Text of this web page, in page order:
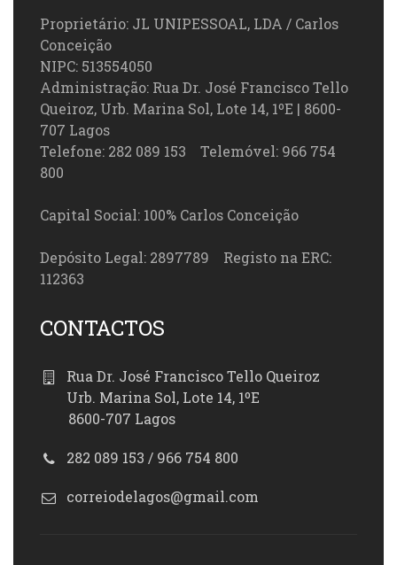
Proprietário: JL UNIPESSOAL, LDA / Carlos
Conceição
NIPC: 513554050
Administração: Rua Dr. José Francisco Tello
Queiroz, Urb. Marina Sol, Lote 14, 1ºE | 8600-
707 Lagos
Telefone: 282 089 153 Telemóvel: 966 754
800
Capital Social: 100% Carlos Conceição
Depósito Legal: 2897789 Registo na ERC:
112363
CONTACTOS
Rua Dr. José Francisco Tello Queiroz
Urb. Marina Sol, Lote 14, 1ºE
8600-707 Lagos
282 089 153 / 966 754 800
correiodelagos@gmail.com